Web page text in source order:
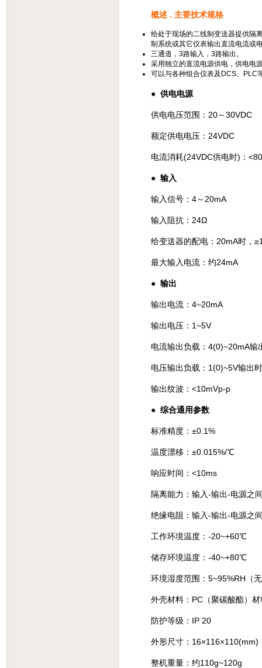
概述 . 主要技术规格
给处于现场的二线制变送器提供隔
制系统或其它仪表输出直流电流或
三通道，3路输入，3路输出。
采用独立的直流电源供电，供电电
可以与各种组合仪表及DCS、PLC
● 供电电源
供电电压范围：20～30VDC
额定供电电压：24VDC
电流消耗(24VDC供电时)：
● 输入
输入信号：4～20mA
输入阻抗：24Ω
给变送器的配电：20mA时，
最大输入电流：约24mA
● 输出
输出电流：4~20mA
输出电压：1~5V
电流输出负载：4(0)~20mA
电压输出负载：1(0)~5V输出
输出纹波：<10mVp-p
● 综合通用参数
标准精度：±0.1%
温度漂移：±0.015%/℃
响应时间：<10ms
隔离能力：输入-输出-电源之
绝缘电阻：输入-输出-电源之
工作环境温度：-20~+60℃
储存环境温度：-40~+80℃
环境湿度范围：5~95%RH（
外壳材料：PC（聚碳酸酯）
防护等级：IP 20
外形尺寸：16×116×110(mm)
整机重量：约110g~120g